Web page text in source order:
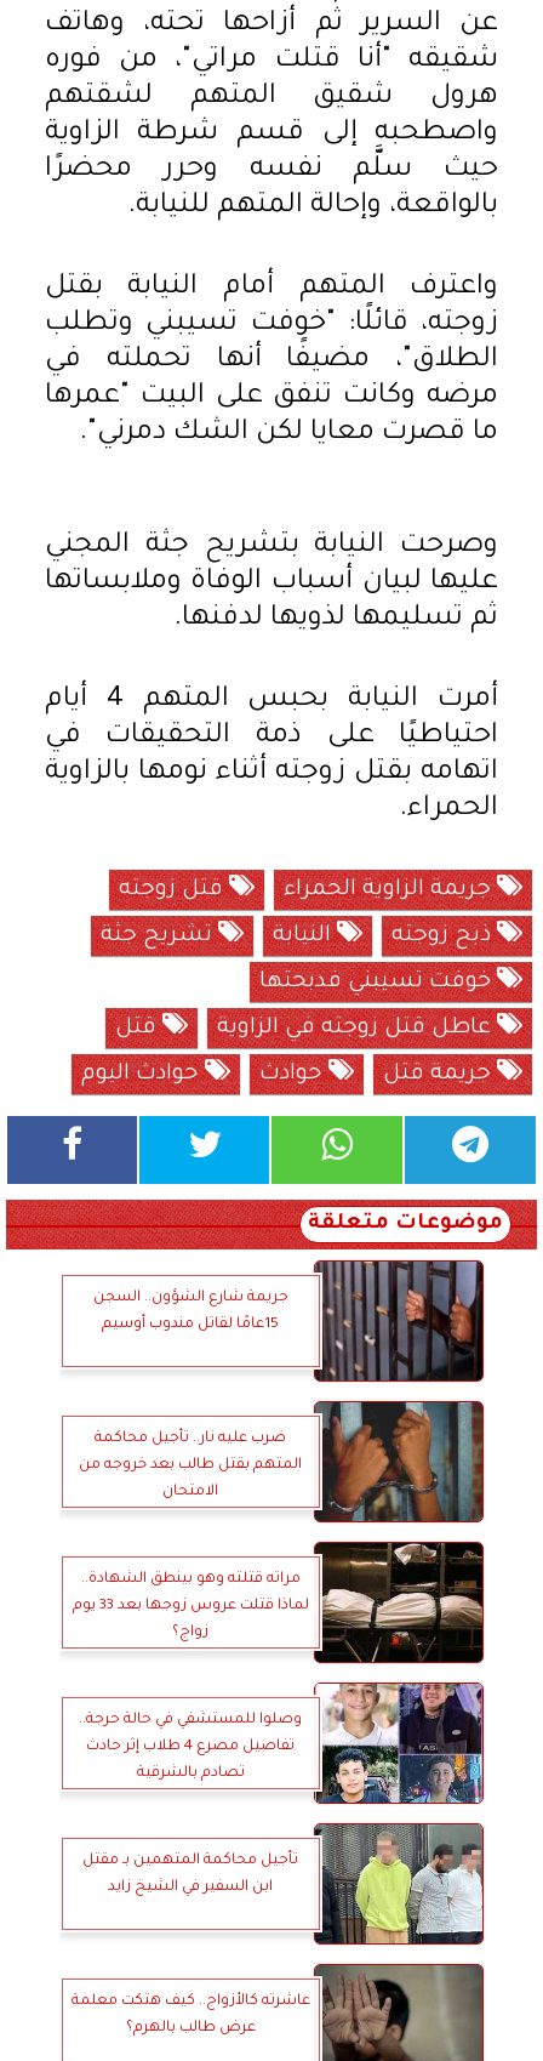
عن السرير ثم أزاحها تحته، وهاتف
شقيقه "أنا قتلت مراتي"، من فوره
هرول شقيق المتهم لشقتهم
واصطحبه إلى قسم شرطة الزاوية
حيث سلَّم نفسه وحرر محضرًا
بالواقعة، وإحالة المتهم للنيابة.
واعترف المتهم أمام النيابة بقتل
زوجته، قائلًا: "خوفت تسيبني وتطلب
الطلاق"، مضيفًا أنها تحملته في
مرضه وكانت تنفق على البيت "عمرها
ما قصرت معايا لكن الشك دمرني".
وصرحت النيابة بتشريح جثة المجني
عليها لبيان أسباب الوفاة وملابساتها
ثم تسليمها لذويها لدفنها.
أمرت النيابة بحبس المتهم 4 أيام
احتياطيًا على ذمة التحقيقات في
اتهامه بقتل زوجته أثناء نومها بالزاوية
الحمراء.
جريمة الزاوية الحمراء
قتل زوجته
ذبح زوجته
النيابة
تشريح جثة
خوفت تسيبني فدبحتها
عاطل قتل زوجته في الزاوية
قتل
جريمة قتل
حوادث حوادث اليوم
موضوعات متعلقة
جريمة شارع الشؤون.. السجن
15عامًا لقاتل مندوب أوسيم
ضرب عليه نار.. تأجيل محاكمة
المتهم بقتل طالب بعد خروجه من
الامتحان
مراته قتلته وهو بينطق الشهادة..
لماذا قتلت عروس زوجها بعد 33 يوم
زواج؟
وصلوا للمستشفي في حالة حرجة..
تفاصيل مصرع 4 طلاب إثر حادث
تصادم بالشرقية
تأجيل محاكمة المتهمين بـ مقتل
ابن السفير في الشيخ زايد
عاشرته كالأزواج.. كيف هتكت معلمة
عرض طالب بالهرم؟